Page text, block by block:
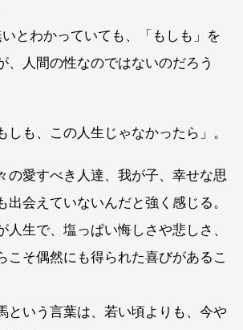
とわかっていても、「もしも」を
、人間の性なのではないのだろう
しも、この人生じゃなかったら」。
の愛すべき人達、我が子、幸せな思
出会えていないんだと強く感じる。
人生で、塩っぱい悔しさや悲しさ、
こそ偶然にも得られた喜びがあるこ
という言葉は、若い頃よりも、今や